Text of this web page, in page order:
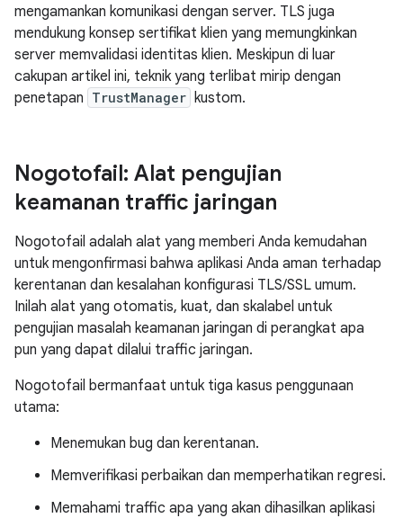
mengamankan komunikasi dengan server. TLS juga
mendukung konsep sertifikat klien yang memungkinkan
server memvalidasi identitas klien. Meskipun di luar
cakupan artikel ini, teknik yang terlibat mirip dengan
penetapan TrustManager kustom.
Nogotofail: Alat pengujian
keamanan traffic jaringan
Nogotofail adalah alat yang memberi Anda kemudahan
untuk mengonfirmasi bahwa aplikasi Anda aman terhadap
kerentanan dan kesalahan konfigurasi TLS/SSL umum.
Inilah alat yang otomatis, kuat, dan skalabel untuk
pengujian masalah keamanan jaringan di perangkat apa
pun yang dapat dilalui traffic jaringan.
Nogotofail bermanfaat untuk tiga kasus penggunaan
utama:
Menemukan bug dan kerentanan.
Memverifikasi perbaikan dan memperhatikan regresi.
Memahami traffic apa yang akan dihasilkan aplikasi